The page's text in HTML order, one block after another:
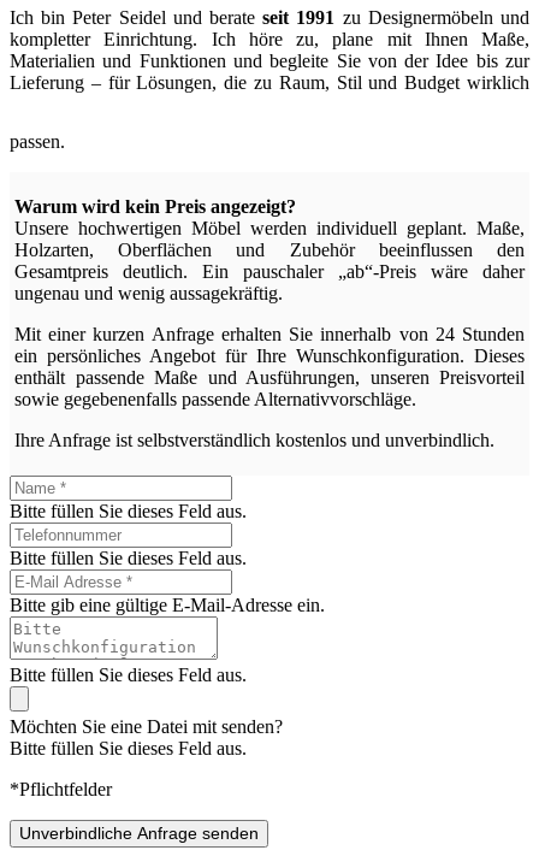
Ich bin Peter Seidel und berateseit 1991 zu Designermöbeln und
kompletter Einrichtung. Ich höre zu, plane mit Ihnen Maße,
Materialien und Funktionen und begleite Sie von der Idee bis zur
Lieferung – für Lösungen, die zu Raum, Stil und Budget wirklich
passen.
Warum wird kein Preis angezeigt?
Unsere hochwertigen Möbel werden individuell geplant. Maße,
Holzarten, Oberflächen und Zubehör beeinflussen den
Gesamtpreis deutlich. Ein pauschaler „ab“-Preis wäre daher
ungenau und wenig aussagekräftig.
Mit einer kurzen Anfrage erhalten Sie innerhalb von 24 Stunden
ein persönliches Angebot für Ihre Wunschkonfiguration. Dieses
enthält passende Maße und Ausführungen, unseren Preisvorteil
sowie gegebenenfalls passende Alternativvorschläge.
Ihre Anfrage ist selbstverständlich kostenlos und unverbindlich.
Bitte füllen Sie dieses Feld aus.
Bitte füllen Sie dieses Feld aus.
Bitte gib eine gültige E-Mail-Adresse ein.
Bitte füllen Sie dieses Feld aus.
Möchten Sie eine Datei mit senden?
Bitte füllen Sie dieses Feld aus.
*Pflichtfelder
Unverbindliche Anfrage senden